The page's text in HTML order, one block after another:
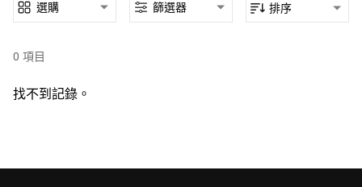
0 項目
選購 篩選器 排序
找不到記錄。